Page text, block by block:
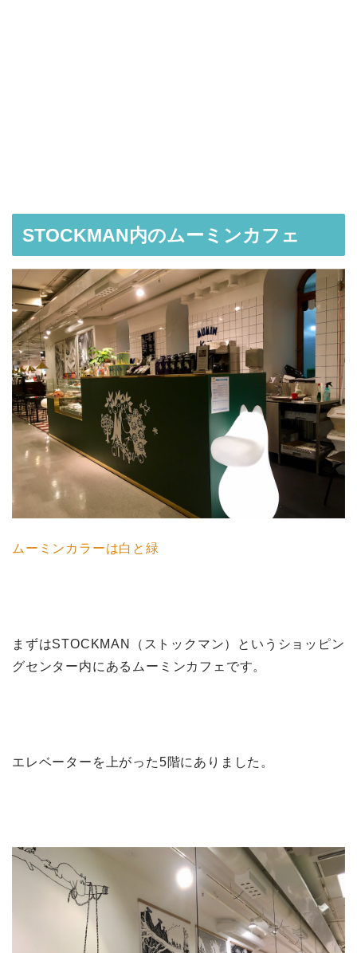
STOCKMAN内のムーミンカフェ
ムーミンカラーは白と緑
まずはSTOCKMAN（ストックマン）というショッピン
グセンター内にあるムーミンカフェです。
エレベーターを上がった5階にありました。